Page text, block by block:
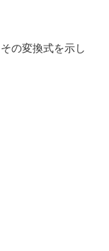
の変換式を示し